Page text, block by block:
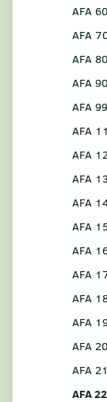
AFA
AFA
AFA
AFA
AFA
AFA
AFA
AFA
AFA
AFA
AFA
AFA
AFA
AFA
AFA
AFA
AFA